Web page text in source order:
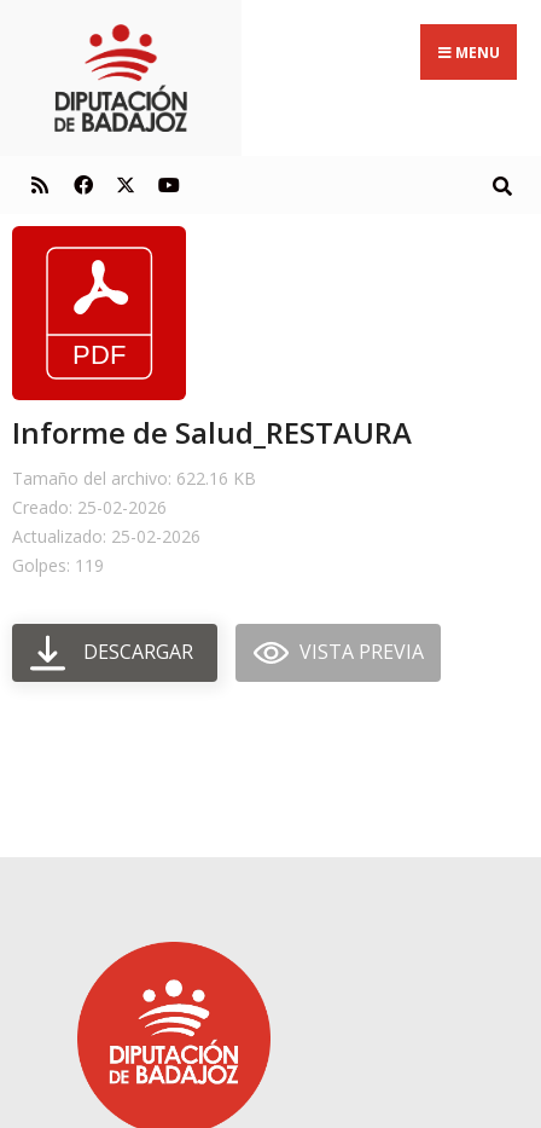
MENU
Informe de Salud_RESTAURA
Tamaño del archivo: 622.16 KB
Creado: 25-02-2026
Actualizado: 25-02-2026
Golpes: 119
DESCARGAR VISTA PREVIA